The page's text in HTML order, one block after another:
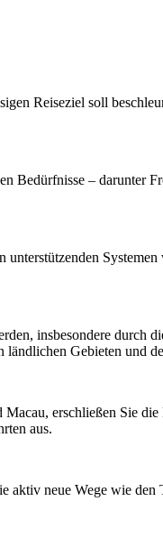
Reiseziel soll
Bedürfnisse – darunter
insbesondere durch
Gebieten und
erschließen Sie
aus.
neue Wege wie